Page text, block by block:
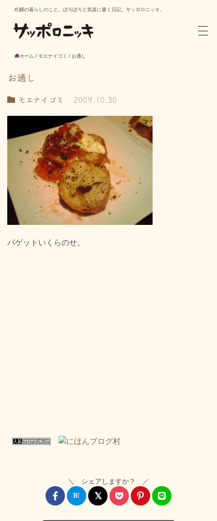
札幌の暮らしのこと。ぽろぽろと気楽に書く日記。サッポロニッキ。
ホーム / モエナイゴミ / お通し
お通し
モエナイゴミ 2009.10.30
パゲットいくらのせ。
＼ シェアしますか？ ／